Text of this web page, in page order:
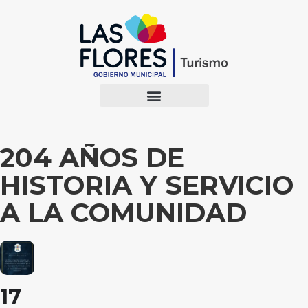
204 AÑOS DE
HISTORIA Y SERVICIO
A LA COMUNIDAD
17